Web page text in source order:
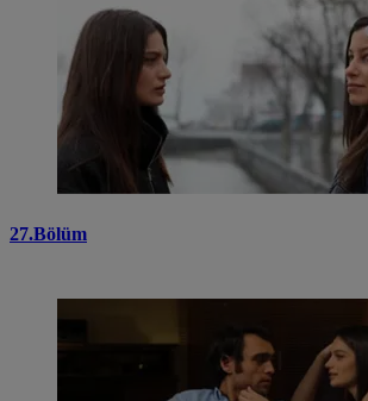
27.Bölüm